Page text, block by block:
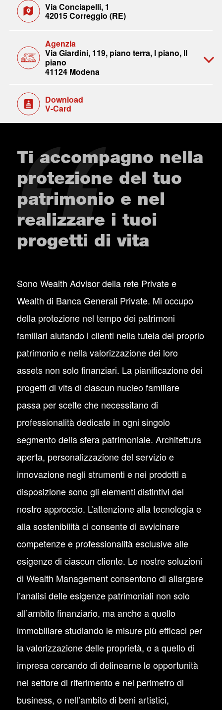
Via Conciapelli, 1
42015 Correggio (RE)
Agenzia
Via Giardini, 119, piano terra, I piano, II
piano
41124 Modena
Download
V-Card
Ti accompagno nella
protezione del tuo
patrimonio e nel
realizzare i tuoi
progetti di vita
Sono Wealth Advisor della rete Private e
Wealth di Banca Generali Private. Mi occupo
della protezione nel tempo dei patrimoni
familiari aiutando i clienti nella tutela del proprio
patrimonio e nella valorizzazione dei loro
assets non solo finanziari. La pianificazione dei
progetti di vita di ciascun nucleo familiare
passa per scelte che necessitano di
professionalità dedicate in ogni singolo
segmento della sfera patrimoniale. Architettura
aperta, personalizzazione del servizio e
innovazione negli strumenti e nei prodotti a
disposizione sono gli elementi distintivi del
nostro approccio. L’attenzione alla tecnologia e
alla sostenibilità ci consente di avvicinare
competenze e professionalità esclusive alle
esigenze di ciascun cliente. Le nostre soluzioni
di Wealth Management consentono di allargare
l’analisi delle esigenze patrimoniali non solo
all’ambito finanziario, ma anche a quello
immobiliare studiando le misure più efficaci per
la valorizzazione delle proprietà, o a quello di
impresa cercando di delinearne le opportunità
nel settore di riferimento e nel perimetro di
business, o nell’ambito di beni artistici,